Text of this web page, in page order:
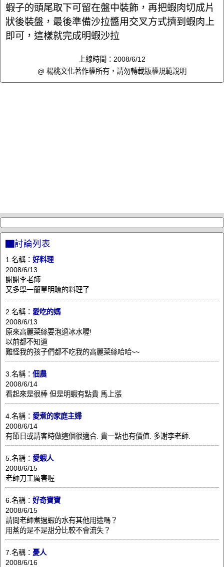
蝦子的頭尾取下可留在盤中裝飾，再把蝦肉切成片
狀後裝盤，最後準備沙拉醬用交叉方式擠到蝦肉上
即可，這樣就完成明蝦沙拉
上線時間：2008/6/12
@ 楊桃文化著作權所有，請勿轉載版權規範說明
▇討論列表
1.名稱： 好料理
2008/6/13
謝謝李老師
又多學一簡單明暸的料理了
2.名稱： 愛吃的媽
2008/6/13
原來高麗菜絲要泡過冰水喔!
以前都不知道
難怪我的孩子們都不吃我的高麗菜絲哈哈~~
3.名稱： 佃農
2008/6/14
看起來是很棒 但是明蝦有點貴 馬上漲
4.名稱： 愛煮的家庭主婦
2008/6/14
有節日或請客時做這個很適合. 貴一點也有價值. 多謝李老師.
5.名稱： 愛蝦人
2008/6/15
老師刀工厲害喔
6.名稱： 好奇寶寶
2008/6/15
請問老師煮過蝦的水有其他用途嗎？
用蒸的是不是甜分比較不會流失？
7.名稱： 憂人
2008/6/16